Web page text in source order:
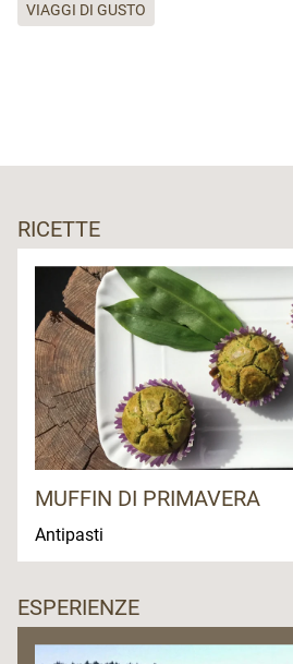
VIAGGI DI GUSTO
RICETTE
MUFFIN DI PRIMAVERA
Antipasti
ESPERIENZE